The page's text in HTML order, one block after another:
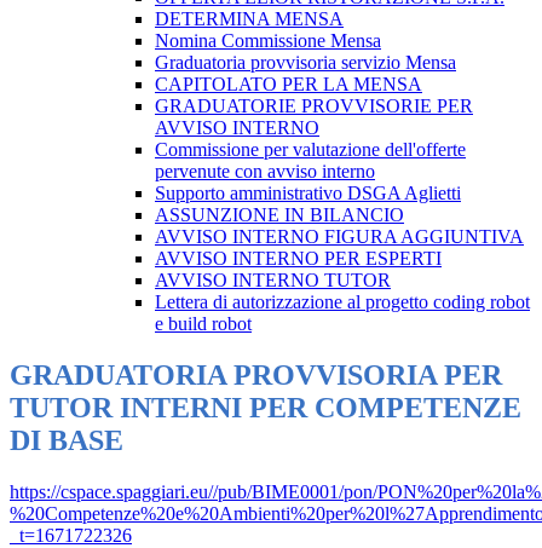
DETERMINA MENSA
Nomina Commissione Mensa
Graduatoria provvisoria servizio Mensa
CAPITOLATO PER LA MENSA
GRADUATORIE PROVVISORIE PER
AVVISO INTERNO
Commissione per valutazione dell'offerte
pervenute con avviso interno
Supporto amministrativo DSGA Aglietti
ASSUNZIONE IN BILANCIO
AVVISO INTERNO FIGURA AGGIUNTIVA
AVVISO INTERNO PER ESPERTI
AVVISO INTERNO TUTOR
Lettera di autorizzazione al progetto coding robot
e build robot
GRADUATORIA PROVVISORIA PER
TUTOR INTERNI PER COMPETENZE
DI BASE
https://cspace.spaggiari.eu//pub/BIME0001/pon/
_t=1671722326